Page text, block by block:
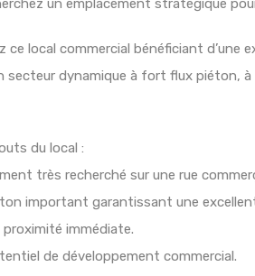
un emplacement stratégique
ce local commercial bénéficiant d’une
secteur dynamique à fort flux piéton,
du local :
très recherché sur une rue
important garantissant une
proximité immédiate.
de développement commercial.